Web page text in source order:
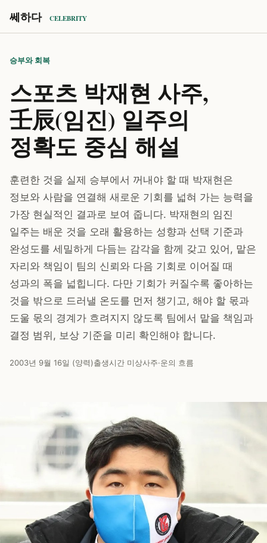
쎄하다 CELEBRITY
승부와 회복
스포츠 박재현 사주,
壬辰(임진) 일주의
정확도 중심 해설
훈련한 것을 실제 승부에서 꺼내야 할 때 박재현은
정보와 사람을 연결해 새로운 기회를 넓혀 가는 능력을
가장 현실적인 결과로 보여 줍니다. 박재현의 임진
일주는 배운 것을 오래 활용하는 성향과 선택 기준과
완성도를 세밀하게 다듬는 감각을 함께 갖고 있어, 맡은
자리와 책임이 팀의 신뢰와 다음 기회로 이어질 때
성과의 폭을 넓힙니다. 다만 기회가 커질수록 좋아하는
것을 밖으로 드러낼 온도를 먼저 챙기고, 해야 할 몫과
도울 몫의 경계가 흐려지지 않도록 팀에서 맡을 책임과
결정 범위, 보상 기준을 미리 확인해야 합니다.
2003년 9월 16일 (양력)출생시간 미상사주·운의 흐름